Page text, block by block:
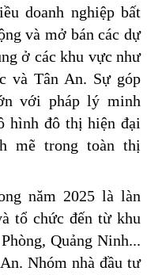
doanh nghiệp bất
và mở bán các dự
ở các khu vực như
và Tân An. Sự góp
với pháp lý minh
hình đô thị hiện đại
mẽ trong toàn thị
năm 2025 là làn
tổ chức đến từ khu
Quảng Ninh...
Nhóm nhà đầu tư